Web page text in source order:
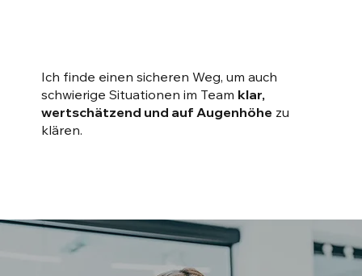
Ich finde einen sicheren Weg, um auch
schwierige Situationen im Team klar,
wertschätzend und auf Augenhöhe zu
klären.